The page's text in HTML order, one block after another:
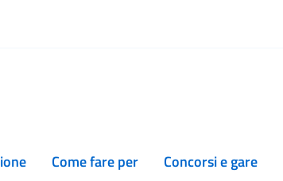
Come fare per Concorsi e gare